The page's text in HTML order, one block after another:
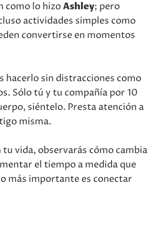
como lo hizoAshley; pero
actividades simples como
convertirse en momentos
hacerlo sin distracciones como
Sólo tú y tu compañía por 10
siéntelo. Presta atención a
misma.
vida, observarás cómo cambia
el tiempo a medida que
más importante es conectar